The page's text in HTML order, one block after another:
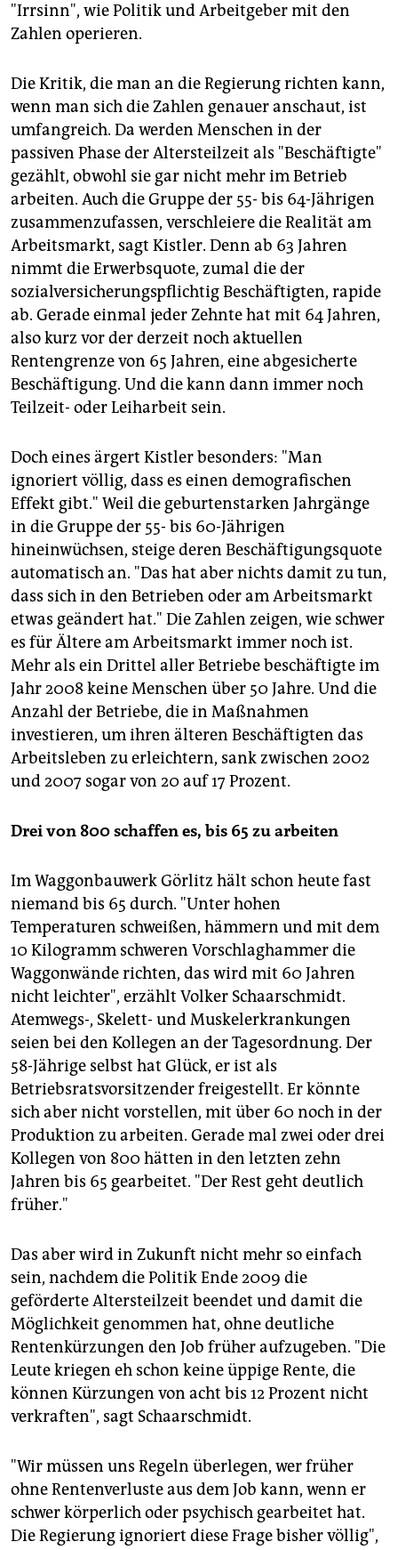
"Irrsinn", wie Politik und Arbeitgeber mit den
Zahlen operieren.
Die Kritik, die man an die Regierung richten kann,
wenn man sich die Zahlen genauer anschaut, ist
umfangreich. Da werden Menschen in der
passiven Phase der Altersteilzeit als "Beschäftigte"
gezählt, obwohl sie gar nicht mehr im Betrieb
arbeiten. Auch die Gruppe der 55- bis 64-Jährigen
zusammenzufassen, verschleiere die Realität am
Arbeitsmarkt, sagt Kistler. Denn ab 63 Jahren
nimmt die Erwerbsquote, zumal die der
sozialversicherungspflichtig Beschäftigten, rapide
ab. Gerade einmal jeder Zehnte hat mit 64 Jahren,
also kurz vor der derzeit noch aktuellen
Rentengrenze von 65 Jahren, eine abgesicherte
Beschäftigung. Und die kann dann immer noch
Teilzeit- oder Leiharbeit sein.
Doch eines ärgert Kistler besonders: "Man
ignoriert völlig, dass es einen demografischen
Effekt gibt." Weil die geburtenstarken Jahrgänge
in die Gruppe der 55- bis 60-Jährigen
hineinwüchsen, steige deren Beschäftigungsquote
automatisch an. "Das hat aber nichts damit zu tun,
dass sich in den Betrieben oder am Arbeitsmarkt
etwas geändert hat." Die Zahlen zeigen, wie schwer
es für Ältere am Arbeitsmarkt immer noch ist.
Mehr als ein Drittel aller Betriebe beschäftigte im
Jahr 2008 keine Menschen über 50 Jahre. Und die
Anzahl der Betriebe, die in Maßnahmen
investieren, um ihren älteren Beschäftigten das
Arbeitsleben zu erleichtern, sank zwischen 2002
und 2007 sogar von 20 auf 17 Prozent.
Drei von 800 schaffen es, bis 65 zu arbeiten
Im Waggonbauwerk Görlitz hält schon heute fast
niemand bis 65 durch. "Unter hohen
Temperaturen schweißen, hämmern und mit dem
10 Kilogramm schweren Vorschlaghammer die
Waggonwände richten, das wird mit 60 Jahren
nicht leichter", erzählt Volker Schaarschmidt.
Atemwegs-, Skelett- und Muskelerkrankungen
seien bei den Kollegen an der Tagesordnung. Der
58-Jährige selbst hat Glück, er ist als
Betriebsratsvorsitzender freigestellt. Er könnte
sich aber nicht vorstellen, mit über 60 noch in der
Produktion zu arbeiten. Gerade mal zwei oder drei
Kollegen von 800 hätten in den letzten zehn
Jahren bis 65 gearbeitet. "Der Rest geht deutlich
früher."
Das aber wird in Zukunft nicht mehr so einfach
sein, nachdem die Politik Ende 2009 die
geförderte Altersteilzeit beendet und damit die
Möglichkeit genommen hat, ohne deutliche
Rentenkürzungen den Job früher aufzugeben. "Die
Leute kriegen eh schon keine üppige Rente, die
können Kürzungen von acht bis 12 Prozent nicht
verkraften", sagt Schaarschmidt.
"Wir müssen uns Regeln überlegen, wer früher
ohne Rentenverluste aus dem Job kann, wenn er
schwer körperlich oder psychisch gearbeitet hat.
Die Regierung ignoriert diese Frage bisher völlig",